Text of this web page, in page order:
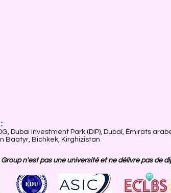
Dubai Investment Park (DIP), Dubaï, Émirats
Baatyr, Bichkek, Kirghizistan
n'est pas une université et ne délivre pas de